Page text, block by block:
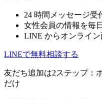
24 時間メッセージ受
女性会員の情報を毎
LINE からオンライ
LINEで無料相談する
友だち追加は2ステップ：
だけ